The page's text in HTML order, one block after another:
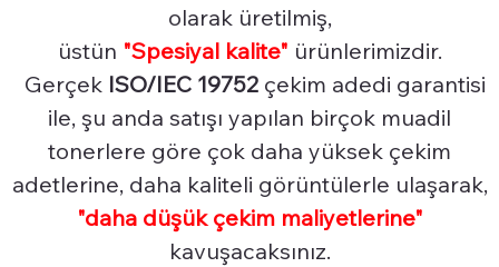
olarak üretilmiş,
üstün "Spesiyal kalite" ürünlerimizdir.
Gerçek ISO/IEC 19752 çekim adedi garantisi
ile, şu anda satışı yapılan birçok muadil
tonerlere göre çok daha yüksek çekim
adetlerine, daha kaliteli görüntülerle ulaşarak,
"daha düşük çekim maliyetlerine"
kavuşacaksınız.